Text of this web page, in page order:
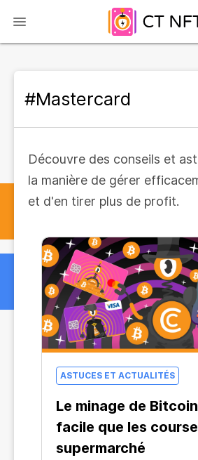
#Mastercard
Découvre des conseils et
la manière de gérer
et d'en tirer plus de profit.
ASTUCES ET ACTUALITÉS
Le minage de
facile que les
supermarché